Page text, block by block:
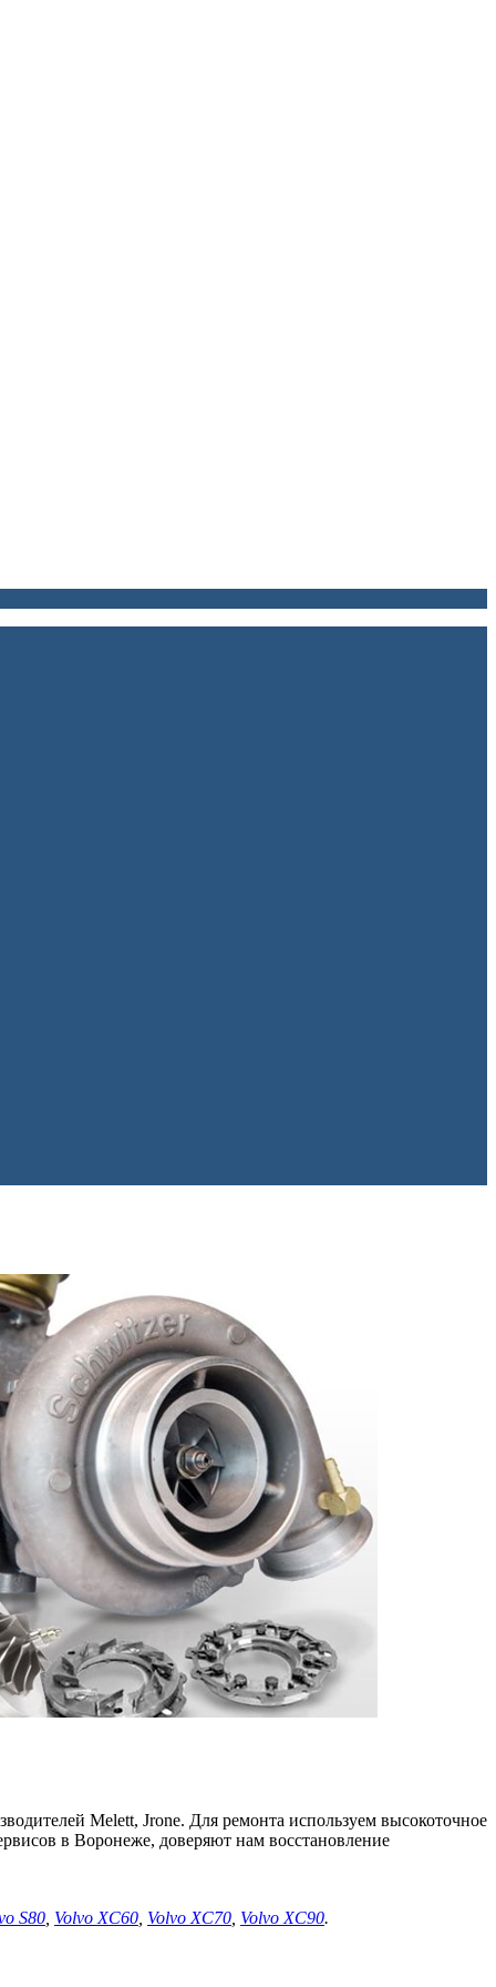
Melett, Jrone. Для ремонта используем высокоточное
в Воронеже, доверяют нам восстановление
S80 Volvo XC60 Volvo XC70 Volvo XC90.